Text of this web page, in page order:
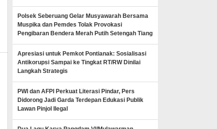
Polsek Seberuang Gelar Musyawarah Bersama
Muspika dan Pemdes Tolak Provokasi
Pengibaran Bendera Merah Putih Setengah Tiang
Apresiasi untuk Pemkot Pontianak: Sosialisasi
Antikorupsi Sampai ke Tingkat RT/RW Dinilai
Langkah Strategis
PWI dan AFPI Perkuat Literasi Pindar, Pers
Didorong Jadi Garda Terdepan Edukasi Publik
Lawan Pinjol Ilegal